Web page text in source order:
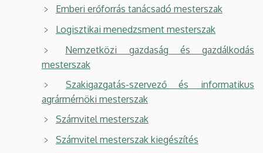
Emberi erőforrás tanácsadó mesterszak
Logisztikai menedzsment mesterszak
Nemzetközi gazdaság és gazdálkodás
mesterszak
Szakigazgatás-szervező és informatikus
agrármérnöki mesterszak
Számvitel mesterszak
Számvitel mesterszak kiegészítés